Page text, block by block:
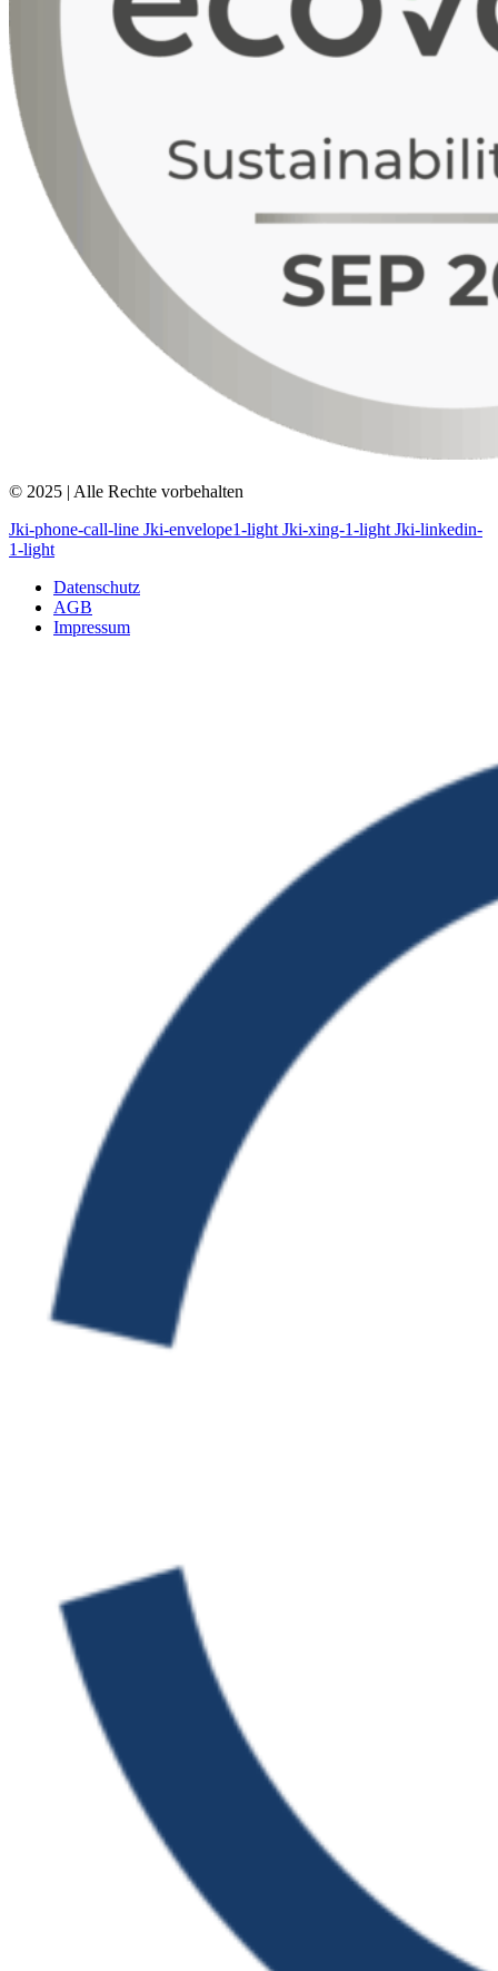
© 2025 | Alle Rechte vorbehalten
Jki-phone-call-line Jki-envelope1-light Jki-xing-1-light Jki-linkedin-
1-light
Datenschutz
AGB
Impressum